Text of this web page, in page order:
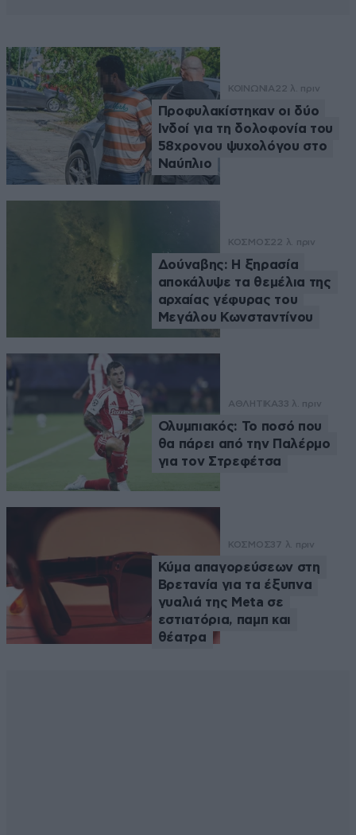
ΚΟΙΝΩΝΙΑ22 λ. πριν
Προφυλακίστηκαν οι δύο
Ινδοί για τη δολοφονία του
58χρονου ψυχολόγου στο
Ναύπλιο
ΚΟΣΜΟΣ22 λ. πριν
Δούναβης: Η ξηρασία
αποκάλυψε τα θεμέλια της
αρχαίας γέφυρας του
Μεγάλου Κωνσταντίνου
ΑΘΛΗΤΙΚΑ33 λ. πριν
Ολυμπιακός: Το ποσό που
θα πάρει από την Παλέρμο
για τον Στρεφέτσα
ΚΟΣΜΟΣ37 λ. πριν
Κύμα απαγορεύσεων στη
Βρετανία για τα έξυπνα
γυαλιά της Meta σε
εστιατόρια, παμπ και
θέατρα